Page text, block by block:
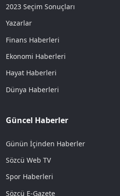
2023 Seçim Sonuçları
Yazarlar
Finans Haberleri
Ekonomi Haberleri
Hayat Haberleri
Dünya Haberleri
Güncel Haberler
Günün İçinden Haberler
Sözcü Web TV
Spor Haberleri
Sözcü E-Gazete